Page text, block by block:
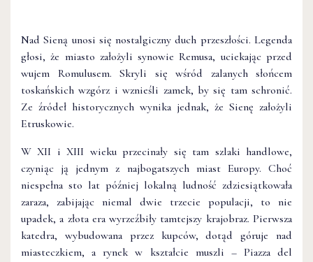
Nad Sieną unosi się nostalgiczny duch przeszłości. Legenda
głosi, że miasto założyli synowie Remusa, uciekając przed
wujem Romulusem. Skryli się wśród zalanych słońcem
toskańskich wzgórz i wznieśli zamek, by się tam schronić.
Ze źródeł historycznych wynika jednak, że Sienę założyli
Etruskowie.
W XII i XIII wieku przecinały się tam szlaki handlowe,
czyniąc ją jednym z najbogatszych miast Europy. Choć
niespełna sto lat później lokalną ludność zdziesiątkowała
zaraza, zabijając niemal dwie trzecie populacji, to nie
upadek, a złota era wyrzeźbiły tamtejszy krajobraz. Pierwsza
katedra, wybudowana przez kupców, dotąd góruje nad
miasteczkiem, a rynek w kształcie muszli – Piazza del